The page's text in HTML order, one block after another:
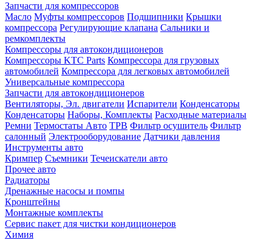
Запчасти для компрессоров
Масло Муфты компрессоров Подшипники Крышки
компрессора Регулирующие клапана Сальники и
ремкомплекты
Компрессоры для автокондиционеров
Компрессоры KTC Parts Компрессора для грузовых
автомобилей Компрессора для легковых автомобилей
Универсальные компрессора
Запчасти для автокондиционеров
Вентиляторы, Эл. двигатели Испарители Конденсаторы
Конденсаторы Наборы, Комплекты Расходные материалы
Ремни Термостаты Авто ТРВ Фильтр осушитель Фильтр
салонный Электрооборудование Датчики давления
Инструменты авто
Кримпер Съемники Течеискатели авто
Прочее авто
Радиаторы
Дренажные насосы и помпы
Кронштейны
Монтажные комплекты
Сервис пакет для чистки кондиционеров
Химия